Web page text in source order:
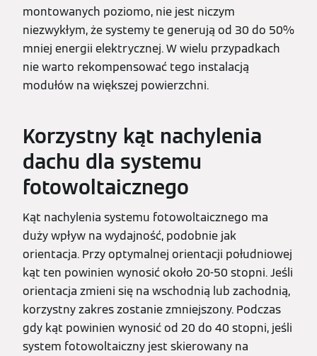
montowanych poziomo, nie jest niczym
niezwykłym, że systemy te generują od 30 do 50%
mniej energii elektrycznej. W wielu przypadkach
nie warto rekompensować tego instalacją
modułów na większej powierzchni.
Korzystny kąt nachylenia
dachu dla systemu
fotowoltaicznego
Kąt nachylenia systemu fotowoltaicznego ma
duży wpływ na wydajność, podobnie jak
orientacja. Przy optymalnej orientacji południowej
kąt ten powinien wynosić około 20-50 stopni. Jeśli
orientacja zmieni się na wschodnią lub zachodnią,
korzystny zakres zostanie zmniejszony. Podczas
gdy kąt powinien wynosić od 20 do 40 stopni, jeśli
system fotowoltaiczny jest skierowany na